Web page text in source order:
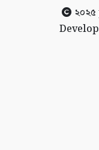
২০২৫